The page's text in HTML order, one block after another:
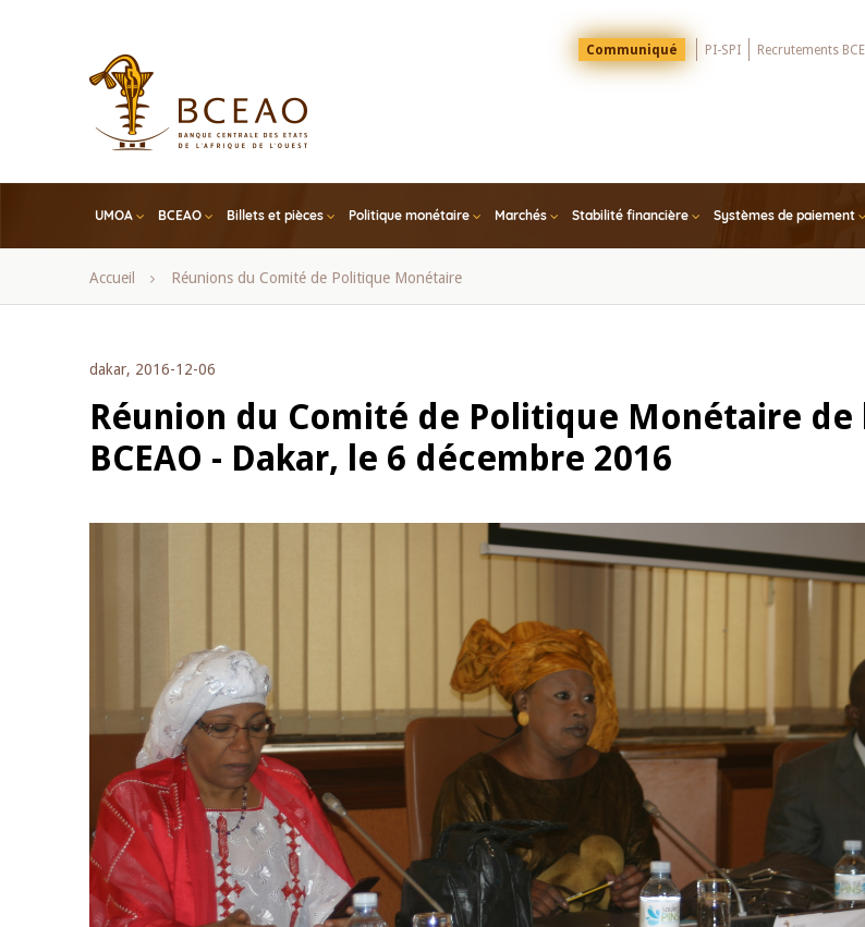
Menu
Top
Communiqué PI-SPI Recrutements
UMOA BCEAO Billets et pièces Politique monétaire Marchés Stabilité financière Systèmes de paiement
Fil
Accueil Réunions du Comité de Politique Monétaire
dakar, 2016-12-06
Réunion du Comité de Politique Monétaire de
BCEAO - Dakar, le 6 décembre 2016